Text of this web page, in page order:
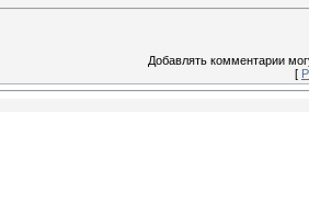
Добавлять комментарии
[